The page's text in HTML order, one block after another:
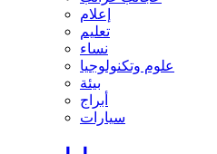
إعلام
تعليم
نساء
علوم وتكنولوجيا
بيئة
أبراج
سيارات